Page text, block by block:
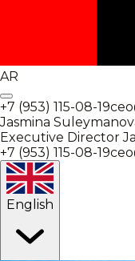
AR
+7 (953) 115-08-19
Jasmina
Executive Director
+7 (953) 115-08-19
English